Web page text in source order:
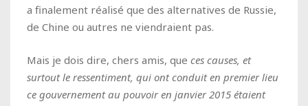
a finalement réalisé que des alternatives de Russie,
de Chine ou autres ne viendraient pas.
Mais je dois dire, chers amis, que ces causes, et
surtout le ressentiment, qui ont conduit en premier lieu
ce gouvernement au pouvoir en janvier 2015 étaient